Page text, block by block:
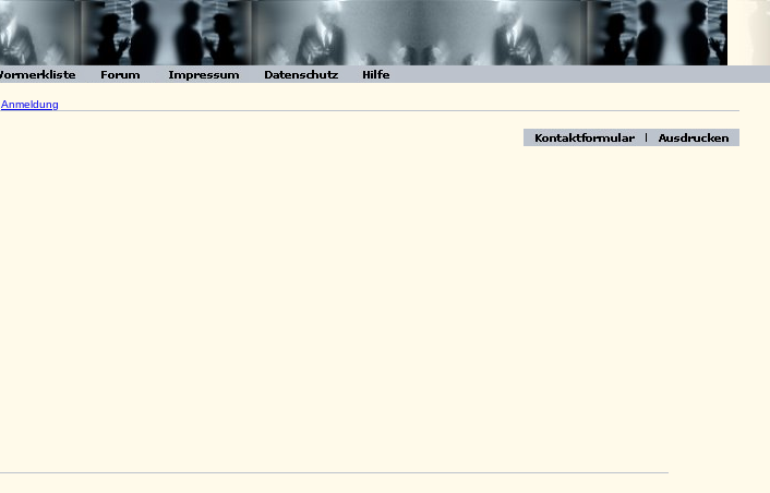
Anmeldung